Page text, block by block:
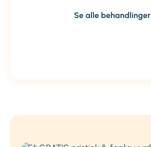
Se alle behandlinger